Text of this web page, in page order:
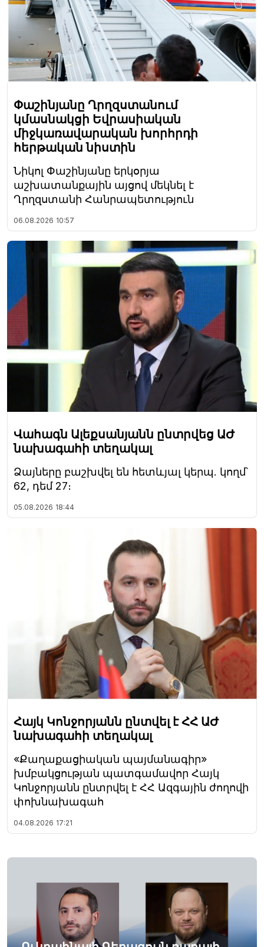
Փաշինյանը Ղրղզստանում
կմասնակցի Եվրասիական
միջկառավարական խորհրդի
հերթական նիստին
Նիկոլ Փաշինյանը երկօրյա
աշխատանքային այցով մեկնել է
Ղրղզստանի Հանրապետություն
06.08.2026 10:57
Վահագն Ալեքսանյանն ընտրվեց ԱԺ
նախագահի տեղակալ
Ձայները բաշխվել են հետևյալ կերպ. կողմ՝
62, դեմ 27։
05.08.2026 18:44
Հայկ Կոնջորյանն ընտվել է ՀՀ ԱԺ
նախագահի տեղակալ
«Քաղաքացիական պայմանագիր»
խմբակցության պատգամավոր Հայկ
Կոնջորյանն ընտրվել է ՀՀ Ազգային ժողովի
փոխնախագահ
04.08.2026 17:21